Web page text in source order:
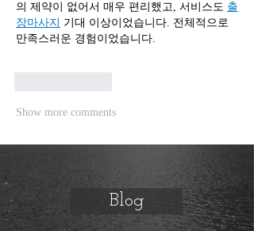
의 제약이 없어서 매우 편리했고, 서비스도 출
장마사지
기대 이상이었습니다. 전체적으로
만족스러운 경험이었습니다.
Show more comments
Blog